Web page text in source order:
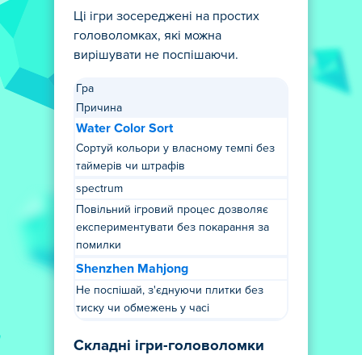
Ці ігри зосереджені на простих
головоломках, які можна
вирішувати не поспішаючи.
Гра
Причина
Water Color Sort
Сортуй кольори у власному темпі без
таймерів чи штрафів
spectrum
Повільний ігровий процес дозволяє
експериментувати без покарання за
помилки
Shenzhen Mahjong
Не поспішай, з'єднуючи плитки без
тиску чи обмежень у часі
Складні ігри-головоломки